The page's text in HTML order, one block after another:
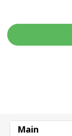
Main